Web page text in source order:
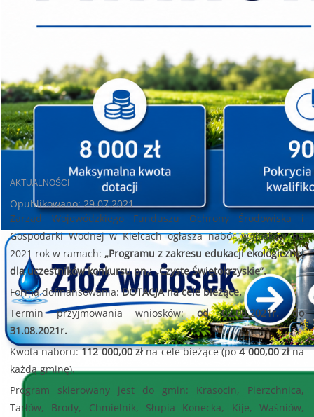
AKTUALNOŚCI
Opublikowano: 29.07.2021
Zarząd Wojewódzkiego Funduszu Ochrony Środowiska i
Gospodarki Wodnej w Kielcach ogłasza nabór wniosków na
2021 rok w ramach: „Programu z zakresu edukacji ekologicznej
dla uczestników konkursu pn.: „Czyste Świętokrzyskie”.
Forma dofinansowania:DOTACJA na cele bieżące.
Termin przyjmowania wniosków:od 02.08.2021r. do
31.08.2021r.
Kwota naboru:112 000,00 złna cele bieżące (po4 000,00 złna
każdą gminę).
Program skierowany jest do gmin: Krasocin, Pierzchnica,
Tarłów, Brody, Chmielnik, Słupia Konecka, Kije, Waśniów,